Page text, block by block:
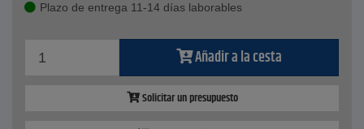
Plazo de entrega 11-14 días laborables
Añadir a la cesta
Solicitar un presupuesto